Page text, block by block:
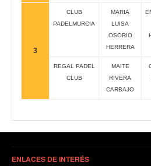
3
CLUB
PADELMURCIA
MARIA
LUISA
OSORIO
HERRERA
REGAL PADEL
CLUB
MAITE
RIVERA
CARBAJO
ENLACES DE INTERÉS